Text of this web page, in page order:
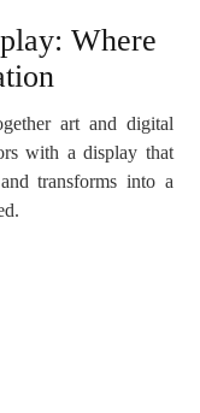
Where
art and digital
with a display that
transforms into a